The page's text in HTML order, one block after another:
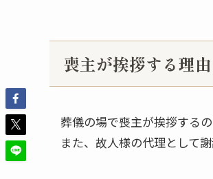
喪主が挨拶する理由
葬儀の場で喪主が挨拶する
また、故人様の代理として